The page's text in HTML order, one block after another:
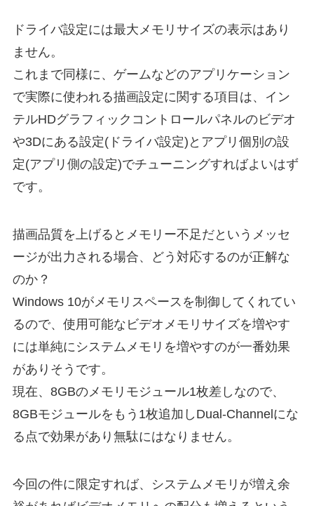
ドライバ設定には最大メモリサイズの表示はあり
ません。
これまで同様に、ゲームなどのアプリケーション
で実際に使われる描画設定に関する項目は、イン
テルHDグラフィックコントロールパネルのビデオ
や3Dにある設定(ドライバ設定)とアプリ個別の設
定(アプリ側の設定)でチューニングすればよいはず
です。
描画品質を上げるとメモリー不足だというメッセ
ージが出力される場合、どう対応するのが正解な
のか？
Windows 10がメモリスペースを制御してくれてい
るので、使用可能なビデオメモリサイズを増やす
には単純にシステムメモリを増やすのが一番効果
がありそうです。
現在、8GBのメモリモジュール1枚差しなので、
8GBモジュールをもう1枚追加しDual-Channelにな
る点で効果があり無駄にはなりません。
今回の件に限定すれば、システムメモリが増え余